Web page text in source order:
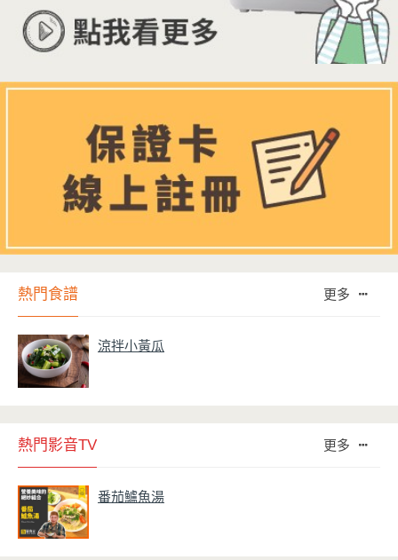
熱門食譜 更多
涼拌小黃瓜
熱門影音TV 更多
番茄鱸魚湯